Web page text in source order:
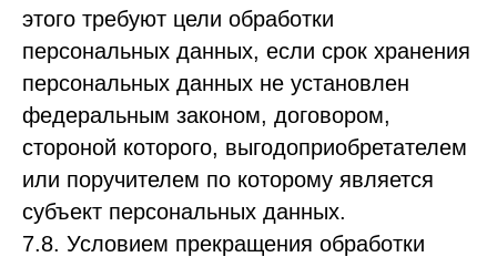
этого требуют цели обработки
персональных данных, если срок хранения
персональных данных не установлен
федеральным законом, договором,
стороной которого, выгодоприобретателем
или поручителем по которому является
субъект персональных данных.
7.8. Условием прекращения обработки